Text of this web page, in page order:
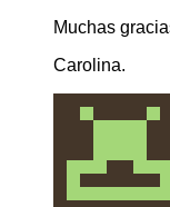
Muchas
Carolina.